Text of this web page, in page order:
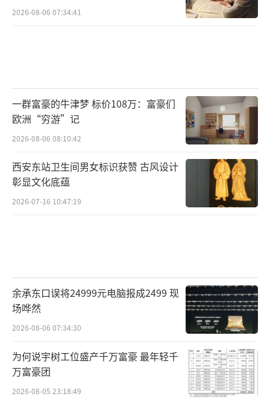
2026-08-06 07:34:41
一群富豪的牛津梦 标价108万：富豪们
欧洲“穷游”记
2026-08-06 08:10:42
西安东站卫生间男女标识获赞 古风设计
彰显文化底蕴
2026-07-16 10:47:19
余承东口误将24999元电脑报成2499 现
场哗然
2026-08-06 07:34:30
为何说宇树工位盛产千万富豪 最年轻千
万富豪团
2026-08-05 23:18:49